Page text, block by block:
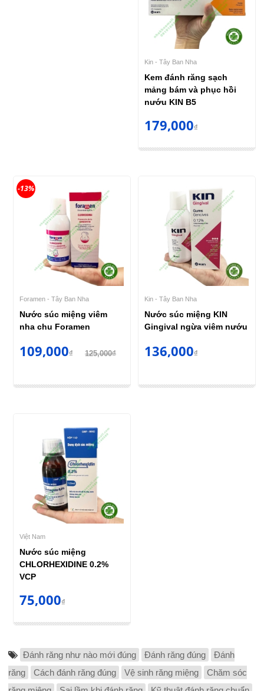
Kin - Tây Ban Nha
Kem đánh răng sạch
mảng bám và phục hồi
nướu KIN B5
179,000₫
Foramen - Tây Ban Nha
Nước súc miệng viêm
nha chu Foramen
109,000₫125,000₫
-13%
Kin - Tây Ban Nha
Nước súc miệng KIN
Gingival ngừa viêm nướu
136,000₫
Việt Nam
Nước súc miệng
CHLORHEXIDINE 0.2%
VCP
75,000₫
Đánh răng như nào mới đúng Đánh răng đúng
Đánh
răng
Cách đánh răng đúng Vệ sinh răng miệng
Chăm sóc